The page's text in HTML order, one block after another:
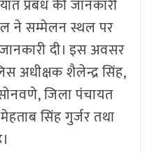
प्रबंध की जानकारी
ने सम्मेलन स्थल पर
दी। इस अवसर
अधीक्षक शैलेन्द्र सिंह,
जिला पंचायत
सिंह गुर्जर तथा